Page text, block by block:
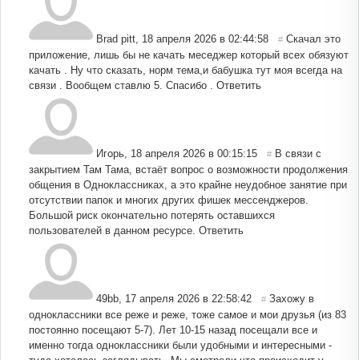
Brad pitt 18 апреля 2026 в 02:44:58 # Скачал это
приложение, лишь бы не качать меседжер который всех обязуют
качать . Ну что сказать, норм тема,и бабушка тут моя всегда на
связи . Вообщем ставлю 5. Спасибо .
Ответить
Игорь 18 апреля 2026 в 00:15:15 # В связи с
закрытием Там Тама, встаёт вопрос о возможности продолжения
общения в Одноклассниках, а это крайне неудобное занятие при
отсутствии папок и многих других фишек мессенджеров.
Большой риск окончательно потерять оставшихся
пользователей в данном ресурсе. Ответить
49bb 17 апреля 2026 в 22:58:42 # Захожу в
одноклассники все реже и реже, тоже самое и мои друзья (из 83
постоянно посещают 5-7). Лет 10-15 назад посещали все и
именно тогда одноклассники были удобными и интересными -